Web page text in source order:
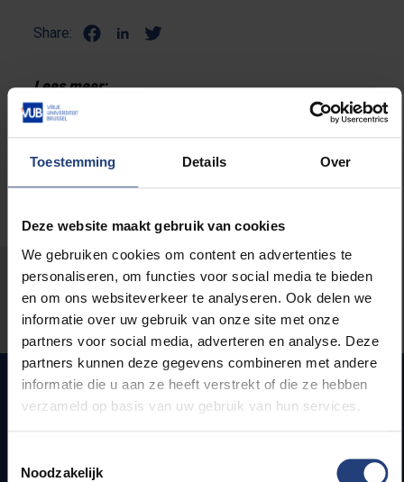
Toestemming Details Over
Deze website maakt gebruik van cookies
We gebruiken cookies om content en advertenties te
personaliseren, om functies voor social media te bieden
en om ons websiteverkeer te analyseren. Ook delen we
informatie over uw gebruik van onze site met onze
partners voor social media, adverteren en analyse. Deze
partners kunnen deze gegevens combineren met andere
informatie die u aan ze heeft verstrekt of die ze hebben
verzameld op basis van uw gebruik van hun services.
Noodzakelijk
Share:
Lees meer:
HLN:"Afkomst of slechte vrienden?"
Stond er een fout op deze pagina?
Laat het ons weten
Webmail